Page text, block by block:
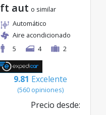
aut o similar
Automático
Aire acondicionado
5
4 2
9.81 Excelente
(560 opiniones)
Precio desde: